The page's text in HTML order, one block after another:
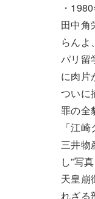
・
田中角
らんよ
パリ留
に肉片
ついに
罪の全
「江
三井物
し”写
天皇崩
れざる